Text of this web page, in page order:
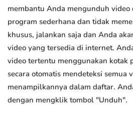
membantu Anda mengunduh
program sederhana dan tidak
khusus, jalankan saja dan Anda
video yang tersedia di internet.
video tertentu menggunakan kotak
secara otomatis mendeteksi semua
menampilkannya dalam daftar.
dengan mengklik tombol "Unduh".